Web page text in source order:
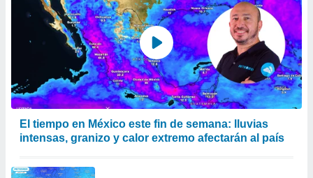
El tiempo en México este fin de semana: lluvias
intensas, granizo y calor extremo afectarán al país